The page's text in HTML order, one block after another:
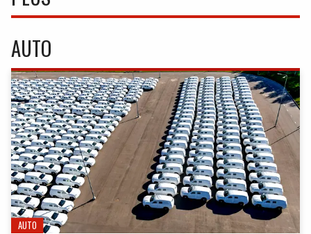
AUTO
AUTO